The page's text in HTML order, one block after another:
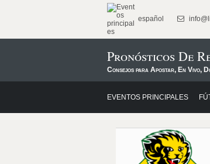
español
Pronósticos De
Consejos para Apostar, En Vivo,
EVENTOS PRINCIPALES